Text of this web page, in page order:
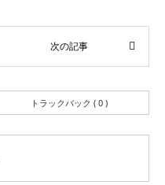
トラックバック ( 0 )